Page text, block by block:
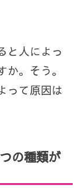
と人によっ
。そう。
って原因は
つの種類が